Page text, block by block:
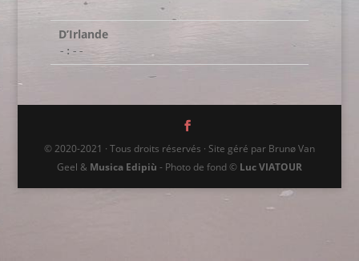
D’Irlande
-:--
© 2020-2021 · Tous droits réservés · Site géré par Brunø Van
Geel & Musica Edipiù - Photo de fond © Luc VIATOUR